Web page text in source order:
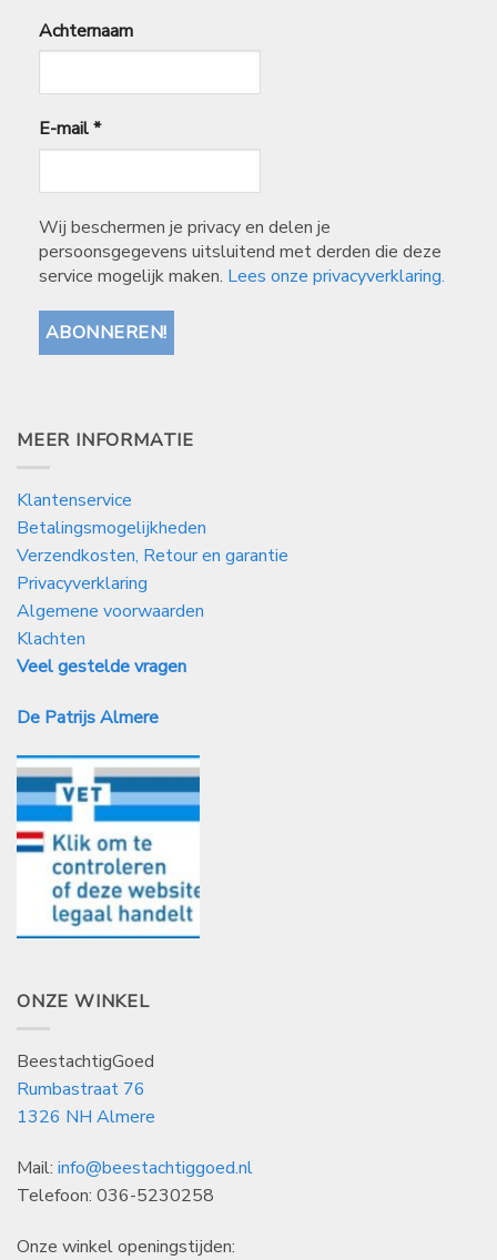
Achternaam
E-mail*
Wij beschermen je privacy en delen je
persoonsgegevens uitsluitend met derden die deze
service mogelijk maken. Lees onze privacyverklaring.
MEER INFORMATIE
Klantenservice
Betalingsmogelijkheden
Verzendkosten, Retour en garantie
Privacyverklaring
Algemene voorwaarden
Klachten
Veel gestelde vragen
De Patrijs Almere
ONZE WINKEL
BeestachtigGoed
Rumbastraat 76
1326 NH Almere
Mail: info@beestachtiggoed.nl
Telefoon: 036-5230258
Onze winkel openingstijden: